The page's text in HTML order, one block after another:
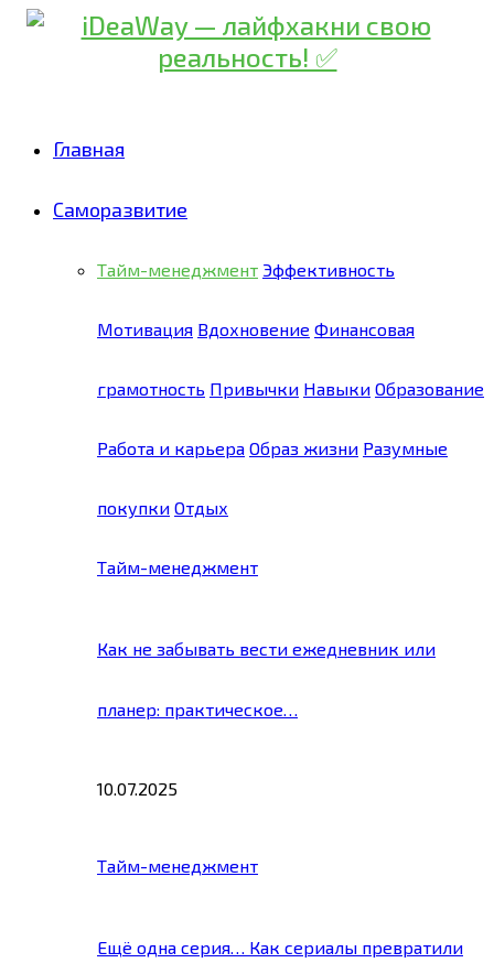
Главная
Саморазвитие
Тайм-менеджмент Эффективность
Мотивация Вдохновение Финансовая
грамотность Привычки Навыки Образование
Работа и карьера Образ жизни Разумные
покупки Отдых
Тайм-менеджмент
Как не забывать вести ежедневник или
планер: практическое…
10.07.2025
Тайм-менеджмент
Ещё одна серия… Как сериалы превратили